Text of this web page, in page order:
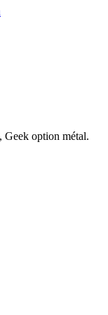
Geek option métal.